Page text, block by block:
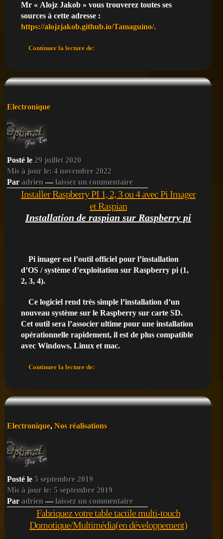
Mr « Alojz Jakob » vous trouverez toutes ses
sources à cette adresse :
https://alojzjakob.github.io/Tamaguino/.
Continuer la lecture de:
un
tamagotchi
Posté
Electronique
Posté le 29 juillet 2020
Mis à jour le: 4 novembre 2022
Paradrien —laissez un commentaire
Installer Raspberry PI 1, 2, 3 ou 4 avec Pi Imager
et Raspian
Installation de raspian sur Raspberry pi
Pi imager est l’outil officiel pour l’installation
d’OS / système d’exploitation sur Raspberry pi (1,
2, 3, 4).
Ce logiciel rend très simple l’installation d’un
nouveau système sur le Raspberry sur carte SD.
Cet outil sera l’associer ultime pour une installation
opérationnelle rapidement, il est de plus compatible
avec Windows, Linux et mac.
Continuer la lecture de:
1,
2,
4
Posté
Electronique,Nos réalisations
Posté le 5 septembre 2019
Mis à jour le: 5 septembre 2019
Paradrien —laissez un commentaire
Fabriquez votre table tactile multi-touch
Domotique/Multimédia(en développement)